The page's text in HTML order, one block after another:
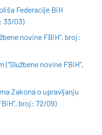
Federacije BiH
33/03)
novine FBiH”, broj:
novine FBiH”,
Zakona o upravljanju
broj: 72/09)